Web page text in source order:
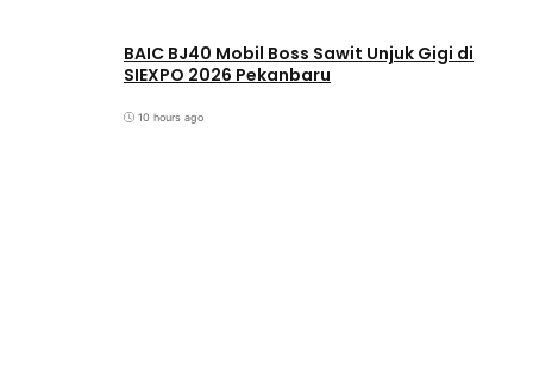
BAIC BJ40 Mobil Boss Sawit Unjuk Gigi di
SIEXPO 2026 Pekanbaru
10 hours ago